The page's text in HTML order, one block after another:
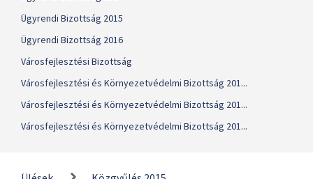
Ügyrendi Bizottság 2015
Ügyrendi Bizottság 2016
Városfejlesztési Bizottság
Városfejlesztési és Környezetvédelmi Bizottság 201...
Városfejlesztési és Környezetvédelmi Bizottság 201...
Városfejlesztési és Környezetvédelmi Bizottság 201...